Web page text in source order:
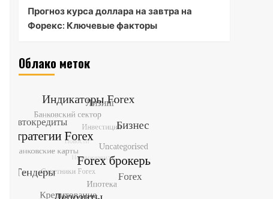
Прогноз курса доллара на завтра на
Форекс: Ключевые факторы
Облако меток